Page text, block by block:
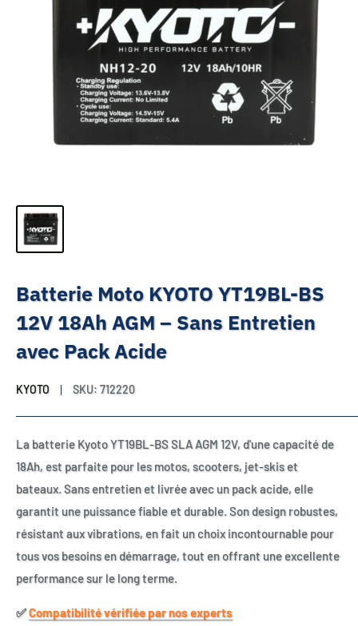
Batterie Moto KYOTO YT19BL-BS
12V 18Ah AGM – Sans Entretien
avec Pack Acide
KYOTO SKU: 712220
La batterie Kyoto YT19BL-BS SLA AGM 12V, d'une capacité de
18Ah, est parfaite pour les motos, scooters, jet-skis et
bateaux. Sans entretien et livrée avec un pack acide, elle
garantit une puissance fiable et durable. Son design robustes,
résistant aux vibrations, en fait un choix incontournable pour
tous vos besoins en démarrage, tout en offrant une excellente
performance sur le long terme.
✅​Compatibilité vérifiée par nos experts